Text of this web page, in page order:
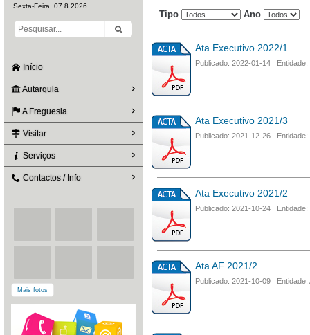
Sexta-Feira, 07.8.2026
Início
Autarquia
A Freguesia
Visitar
Serviços
Contactos / Info
Mais fotos
Tipo Ano
Ata Executivo 2022/1
Publicado: 2022-01-14
Ata Executivo 2021/3
Publicado: 2021-12-26
Ata Executivo 2021/2
Publicado: 2021-10-24
Ata AF 2021/2
Publicado: 2021-10-09 Entidade: